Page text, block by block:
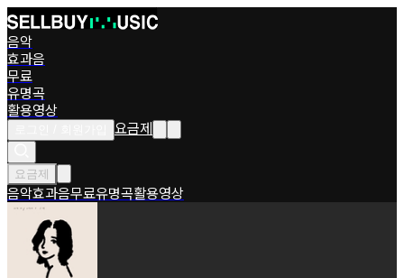
음악
효과음
무료
유명곡
활용영상
요금제
요금제
음악효과음무료유명곡활용영상